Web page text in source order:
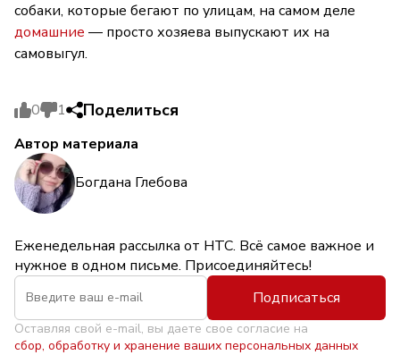
собаки, которые бегают по улицам, на самом деле
домашние — просто хозяева выпускают их на
самовыгул.
0 1 Поделиться
Автор материала
Богдана Глебова
Еженедельная рассылка от НТС. Всё самое важное и
нужное в одном письме. Присоединяйтесь!
Подписаться
Оставляя свой e-mail, вы даете свое согласие на
сбор, обработку и хранение ваших персональных данных